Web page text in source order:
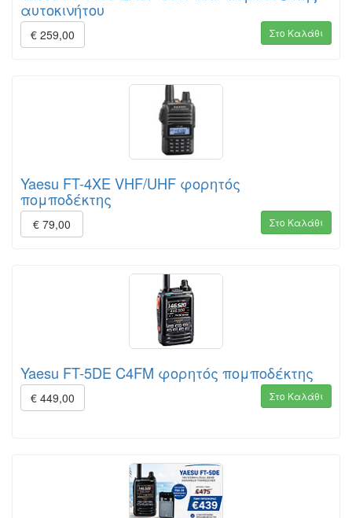
αυτοκινήτου
€ 259,00 Στο Καλάθι
Yaesu FT-4XE VHF/UHF φορητός
πομποδέκτης
€ 79,00 Στο Καλάθι
Yaesu FT-5DE C4FM φορητός πομποδέκτης
€ 449,00 Στο Καλάθι